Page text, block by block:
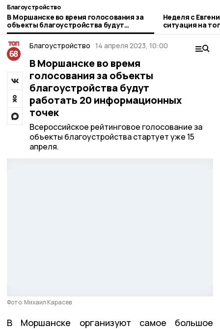
Благоустройство
В Моршанске во время голосования за
объекты благоустройства будут
работать 20 информационных точек
Неделя с
ситуация на
городе и
Благоустройство 14 апреля 2023, 10:00
В Моршанске во время
голосования за объекты
благоустройства будут
работать 20 информационных
точек
Всероссийское рейтинговое голосование за
объекты благоустройства стартует уже 15
апреля.
Фото: Михаил Карасев
В Моршанске организуют самое большое